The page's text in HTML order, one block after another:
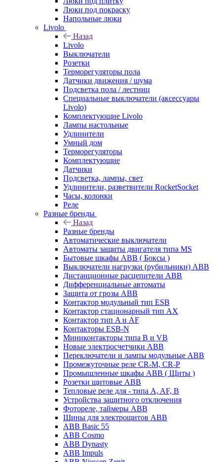
Люки под покраску
Напольные люки
Livolo
Назад
Livolo
Выключатели
Розетки
Терморегуляторы пола
Датчики движения / шума
Подсветка пола / лестниц
Специальные выключатели (аксессуары
Livolo)
Комплектующие Livolo
Лампы настольные
Удлинители
Умный дом
Терморегуляторы
Комплектующие
Датчики
Подсветка, лампы, свет
Удлинители, разветвители RocketSocket
Часы, колонки
Реле
Разные бренды
Назад
Разные бренды
Автоматические выключатели
Автоматы защиты двигателя типа MS
Бытовые шкафы ABB ( Боксы )
Выключатели нагрузки (рубильники) ABB
Дистанционные расцепители ABB
Дифференциальные автоматы
Защита от грозы ABB
Контактор модульный тип ESB
Контактор стационарный тип AX
Контактор тип A и AF
Контакторы ESB-N
Миниконтакторы типа B и VB
Новые электросчетчики ABB
Переключатели и лампы модульные ABB
Промежуточные реле CR-M, CR-P
Промышленные шкафы ABB ( Щиты )
Розетки щитовые ABB
Тепловые реле для - типа A, AF, B
Устройства защитного отключения
Фотореле, таймеры ABB
Шины для электрощитов АВВ
ABB Basic 55
ABB Cosmo
ABB Dynasty
ABB Impuls